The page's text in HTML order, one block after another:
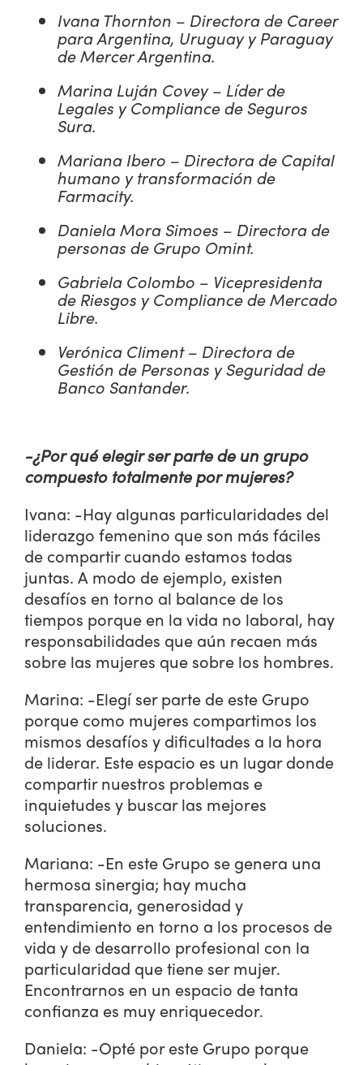
Ivana Thornton – Directora de Career
para Argentina, Uruguay y Paraguay
de Mercer Argentina.
Marina Luján Covey – Líder de
Legales y Compliance de Seguros
Sura.
Mariana Ibero – Directora de Capital
humano y transformación de
Farmacity.
Daniela Mora Simoes – Directora de
personas de Grupo Omint.
Gabriela Colombo – Vicepresidenta
de Riesgos y Compliance de Mercado
Libre.
Verónica Climent – Directora de
Gestión de Personas y Seguridad de
Banco Santander.
-¿Por qué elegir ser parte de un grupo
compuesto totalmente por mujeres?
Ivana: -Hay algunas particularidades del
liderazgo femenino que son más fáciles
de compartir cuando estamos todas
juntas. A modo de ejemplo, existen
desafíos en torno al balance de los
tiempos porque en la vida no laboral, hay
responsabilidades que aún recaen más
sobre las mujeres que sobre los hombres.
Marina: -Elegí ser parte de este Grupo
porque como mujeres compartimos los
mismos desafíos y dificultades a la hora
de liderar. Este espacio es un lugar donde
compartir nuestros problemas e
inquietudes y buscar las mejores
soluciones.
Mariana: -En este Grupo se genera una
hermosa sinergia; hay mucha
transparencia, generosidad y
entendimiento en torno a los procesos de
vida y de desarrollo profesional con la
particularidad que tiene ser mujer.
Encontrarnos en un espacio de tanta
confianza es muy enriquecedor.
Daniela: -Opté por este Grupo porque